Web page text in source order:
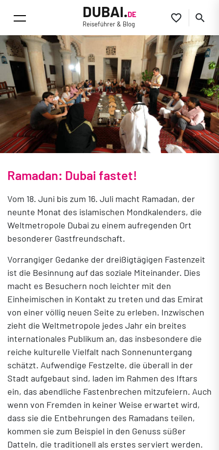
DUBAI.DE
Reiseführer & Blog  
Ramadan: Dubai fastet!
Vom 18. Juni bis zum 16. Juli macht Ramadan, der
neunte Monat des islamischen Mondkalenders, die
Weltmetropole Dubai zu einem aufregenden Ort
besonderer Gastfreundschaft.
Vorrangiger Gedanke der dreißigtägigen Fastenzeit
ist die Besinnung auf das soziale Miteinander. Dies
macht es Besuchern noch leichter mit den
Einheimischen in Kontakt zu treten und das Emirat
von einer völlig neuen Seite zu erleben. Inzwischen
zieht die Weltmetropole jedes Jahr ein breites
internationales Publikum an, das insbesondere die
reiche kulturelle Vielfalt nach Sonnenuntergang
schätzt. Aufwendige Festzelte, die überall in der
Stadt aufgebaut sind, laden im Rahmen des Iftars
ein, das abendliche Fastenbrechen mitzufeiern. Auch
wenn von Fremden in keiner Weise erwartet wird,
dass sie die Entbehrungen des Ramadans teilen,
kommen sie zum Beispiel in den Genuss süßer
Datteln, die traditionell als erstes serviert werden.